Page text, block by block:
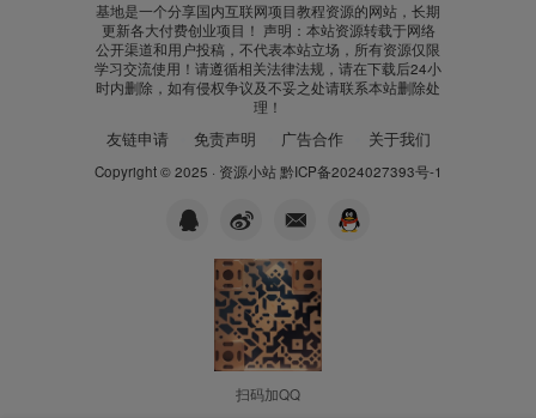
基地是一个分享国内互联网项目教程资源的网站，长期
更新各大付费创业项目！ 声明：本站资源转载于网络
公开渠道和用户投稿，不代表本站立场，所有资源仅限
学习交流使用！请遵循相关法律法规，请在下载后24小
时内删除，如有侵权争议及不妥之处请联系本站删除处
理！
友链申请 免责声明 广告合作 关于我们
Copyright © 2025 · 资源小站 黔ICP备2024027393号-1
扫码加QQ